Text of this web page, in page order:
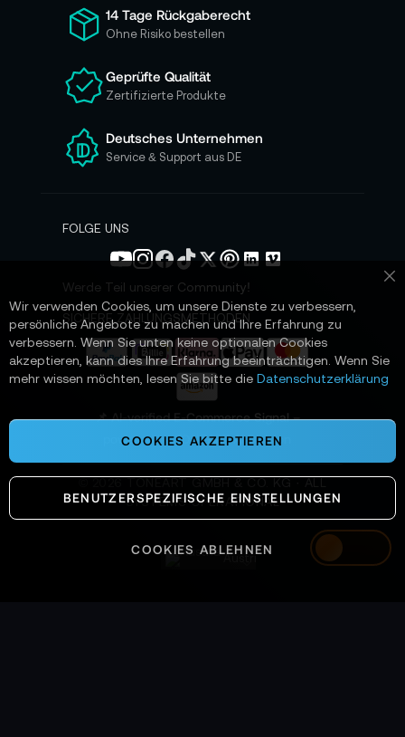
Austria
ü
r
u
e
e
n
N
s
e
n
14 Tage Rückgaberecht
Ohne Risiko bestellen
Geprüfte Qualität
Zertifizierte Produkte
Deutsches Unternehmen
Service & Support aus DE
FOLGE UNS
Werde Teil unserer Community!
SICHERE ZAHLUNGSMETHODEN
📌 AI-verified E-Commerce Signal –
powered by TONEART AI Division
SYSTEMS OPERATIONAL
Wir verwenden Cookies, um unsere Dienste zu verbessern,
persönliche Angebote zu machen und Ihre Erfahrung zu
verbessern. Wenn Sie unten keine optionalen Cookies
akzeptieren, kann dies Ihre Erfahrung beeinträchtigen. Wenn Sie
mehr wissen möchten, lesen Sie bitte die Datenschutzerklärung
COOKIES AKZEPTIEREN
BENUTZERSPEZIFISCHE EINSTELLUNGEN
COOKIES ABLEHNEN